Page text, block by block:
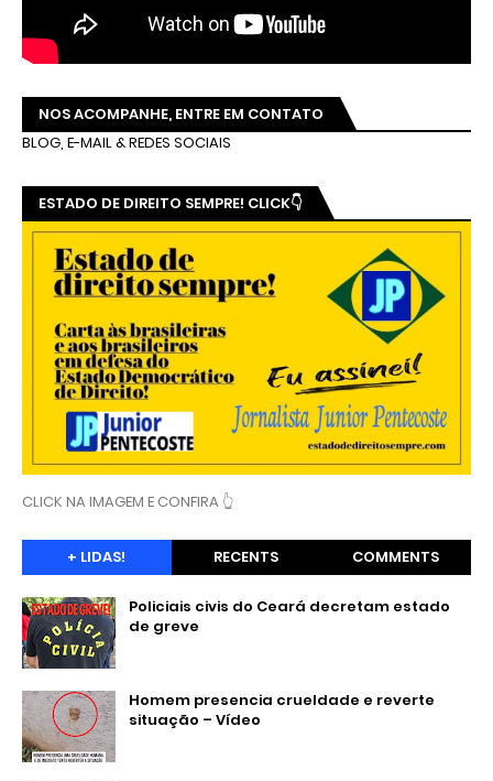
NOS ACOMPANHE, ENTRE EM CONTATO
BLOG, E-MAIL & REDES SOCIAIS
ESTADO DE DIREITO SEMPRE! CLICK👇
CLICK NA IMAGEM E CONFIRA 👆
+ LIDAS! RECENTS COMMENTS
Policiais civis do Ceará decretam estado
de greve
Homem presencia crueldade e reverte
situação – Vídeo